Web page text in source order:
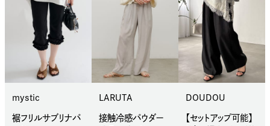
mystic
裾フリルサブリナパ
LARUTA
接触冷感パウダー
DOUDOU
【セットアップ可能】